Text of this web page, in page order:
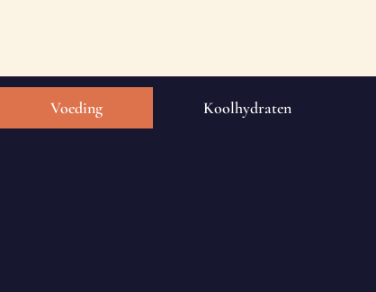
CONTENT
Voeding Koolhydraten